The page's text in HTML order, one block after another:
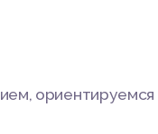
ориентируемся